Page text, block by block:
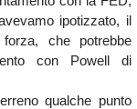
ipotizzato, il
che potrebbe
con Powell di
qualche punto